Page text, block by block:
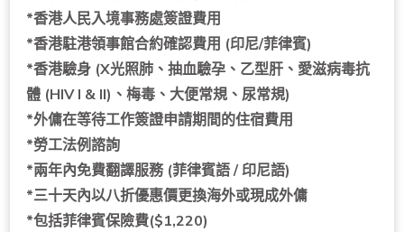
*香港人民入境事務處簽證費用
*香港駐港領事館合約確認費用 (印尼/菲律賓)
*香港驗身 (X光照肺 、 抽血驗孕、乙型肝、愛滋病毒抗
體 (HIV I & II)、梅毒、大便常規、尿常規)
*外傭在等待工作簽證申請期間的住宿費用
*勞工法例諮詢
*兩年內免費翻譯服務 (菲律賓語 / 印尼語)
*三十天內以八折優惠價更換海外或現成外傭
*包括菲律賓保險費($1,220)